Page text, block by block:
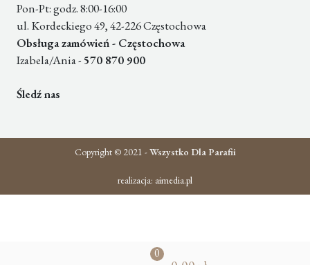
0
Pon-Pt: godz. 8:00-16:00
ul. Kordeckiego 49, 42-226 Częstochowa
Obsługa zamówień - Częstochowa
Izabela/Ania - 570 870 900
Śledź nas
Copyright © 2021 -Wszystko Dla Parafii
realizacja: aimedia.pl